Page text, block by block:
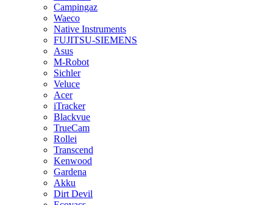
Campingaz
Waeco
Native Instruments
FUJITSU-SIEMENS
Asus
M-Robot
Sichler
Veluce
Acer
iTracker
Blackvue
TrueCam
Rollei
Transcend
Kenwood
Gardena
Akku
Dirt Devil